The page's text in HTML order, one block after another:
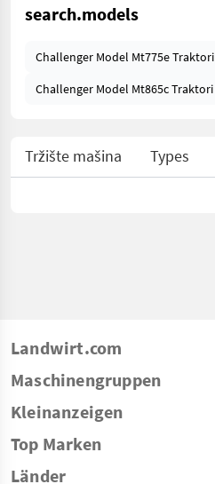
search.models
Challenger Model Mt775e Traktori
Challenger Model Mt865c Traktori
Tržište mašina Types
Landwirt.com
Maschinengruppen
Kleinanzeigen
Top Marken
Länder